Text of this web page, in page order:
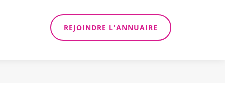
REJOINDRE L'ANNUAIRE